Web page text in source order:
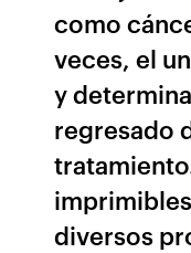
como
veces, el
y
regresado
diversos